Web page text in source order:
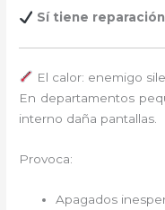
Sí tiene reparación
El calor: enemigo
En departamentos
interno daña pantallas.
Provoca:
Apagados